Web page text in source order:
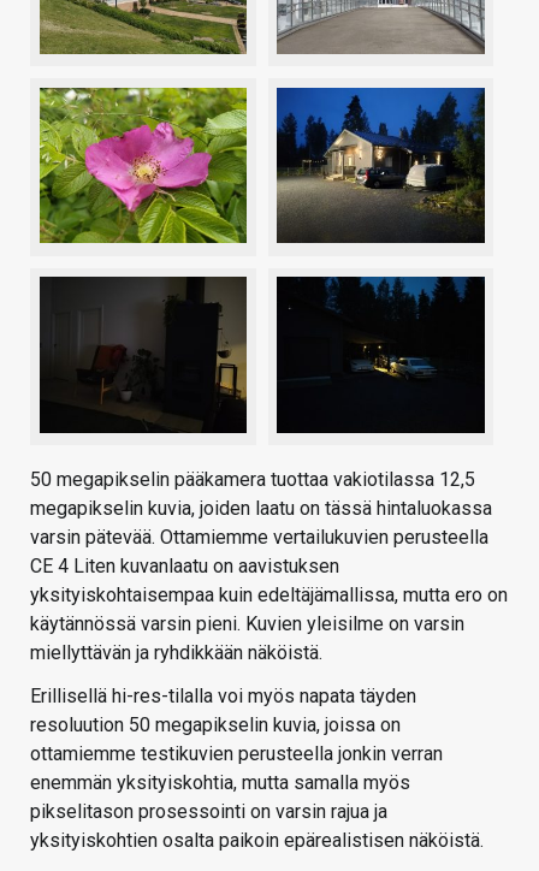
50 megapikselin pääkamera tuottaa vakiotilassa 12,5
megapikselin kuvia, joiden laatu on tässä hintaluokassa
varsin pätevää. Ottamiemme vertailukuvien perusteella
CE 4 Liten kuvanlaatu on aavistuksen
yksityiskohtaisempaa kuin edeltäjämallissa, mutta ero on
käytännössä varsin pieni. Kuvien yleisilme on varsin
miellyttävän ja ryhdikkään näköistä.
Erillisellä hi-res-tilalla voi myös napata täyden
resoluution 50 megapikselin kuvia, joissa on
ottamiemme testikuvien perusteella jonkin verran
enemmän yksityiskohtia, mutta samalla myös
pikselitason prosessointi on varsin rajua ja
yksityiskohtien osalta paikoin epärealistisen näköistä.